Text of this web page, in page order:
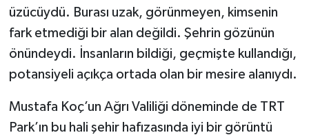
üzücüydü. Burası uzak, görünmeyen, kimsenin
fark etmediği bir alan değildi. Şehrin gözünün
önündeydi. İnsanların bildiği, geçmişte kullandığı,
potansiyeli açıkça ortada olan bir mesire alanıydı.
Mustafa Koç’un Ağrı Valiliği döneminde de TRT
Park’ın bu hali şehir hafızasında iyi bir görüntü